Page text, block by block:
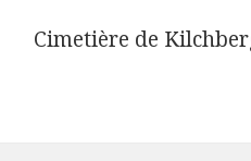
Cimetière de